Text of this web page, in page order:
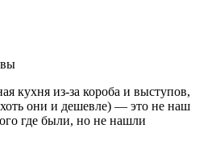
кухня из-за короба и выступов,
они и дешевле) — это не наш
где были, но не нашли